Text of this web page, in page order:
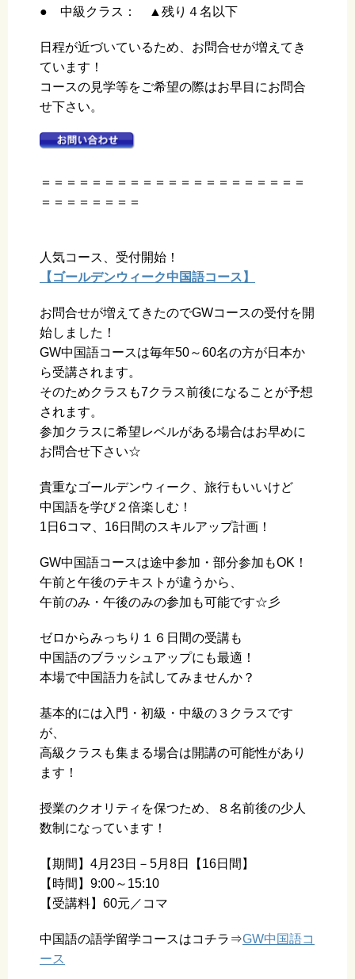
● 中級クラス： ▲残り４名以下
日程が近づいているため、お問合せが増えてき
ています！
コースの見学等をご希望の際はお早目にお問合
せ下さい。
＝＝＝＝＝＝＝＝＝＝＝＝＝＝＝＝＝＝＝＝＝
＝＝＝＝＝＝＝＝
人気コース、受付開始！
【ゴールデンウィーク中国語コース】
お問合せが増えてきたのでGWコースの受付を開
始しました！
GW中国語コースは毎年50～60名の方が日本か
ら受講されます。
そのためクラスも7クラス前後になることが予想
されます。
参加クラスに希望レベルがある場合はお早めに
お問合せ下さい☆
貴重なゴールデンウィーク、旅行もいいけど
中国語を学び２倍楽しむ！
1日6コマ、16日間のスキルアップ計画！
GW中国語コースは途中参加・部分参加もOK！
午前と午後のテキストが違うから、
午前のみ・午後のみの参加も可能です☆彡
ゼロからみっちり１６日間の受講も
中国語のブラッシュアップにも最適！
本場で中国語力を試してみませんか？
基本的には入門・初級・中級の３クラスです
が、
高級クラスも集まる場合は開講の可能性があり
ます！
授業のクオリティを保つため、８名前後の少人
数制になっています！
【期間】4月23日－5月8日【16日間】
【時間】9:00～15:10
【受講料】60元／コマ
中国語の語学留学コースはコチラ⇒GW中国語コ
ース